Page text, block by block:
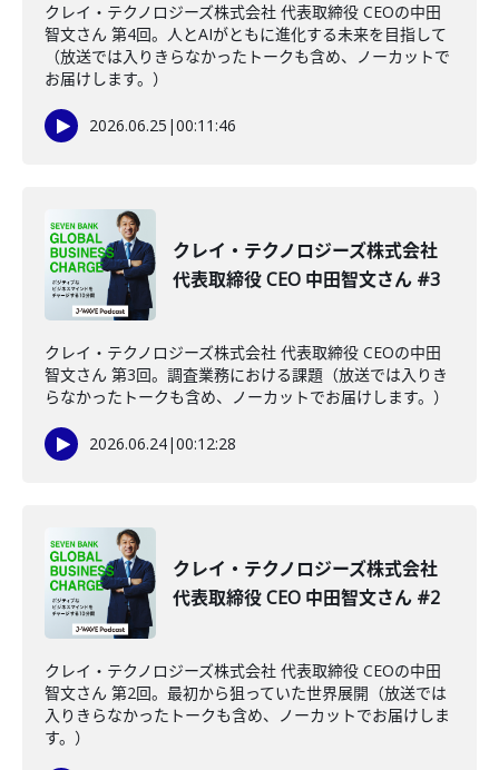
クレイ・テクノロジーズ株式会社 代表取締役 CEOの中田
智文さん 第4回。人とAIがともに進化する未来を目指して
（放送では入りきらなかったトークも含め、ノーカットで
お届けします。）
2026.06.25 |00:11:46
クレイ・テクノロジーズ株式会社
代表取締役 CEO 中田智文さん #3
クレイ・テクノロジーズ株式会社 代表取締役 CEOの中田
智文さん 第3回。調査業務における課題（放送では入りき
らなかったトークも含め、ノーカットでお届けします。）
2026.06.24|00:12:28
クレイ・テクノロジーズ株式会社
代表取締役 CEO 中田智文さん #2
クレイ・テクノロジーズ株式会社 代表取締役 CEOの中田
智文さん 第2回。最初から狙っていた世界展開（放送では
入りきらなかったトークも含め、ノーカットでお届けしま
す。）